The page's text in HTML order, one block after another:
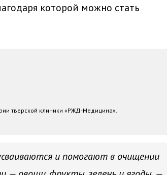
которой можно стать
тверской клиники «РЖД-Медицина».
и помогают в очищении